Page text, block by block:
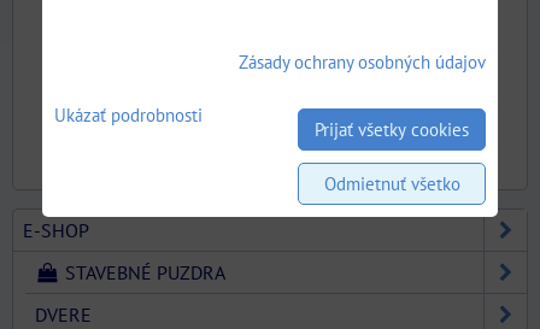
E-SHOP
STAVEBNÉ PUZDRA
DVERE
Zásady ochrany osobných údajov
Ukázať podrobnosti
Prijať všetky cookies
Odmietnuť všetko